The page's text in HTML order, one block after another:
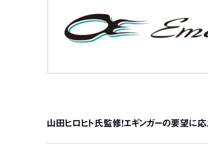
山田ヒロヒト氏監修！エギンガーの要望に応